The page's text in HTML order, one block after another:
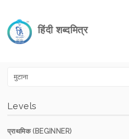
हिंदी शब्दमित्र
Levels
प्राथमिक (BEGINNER)